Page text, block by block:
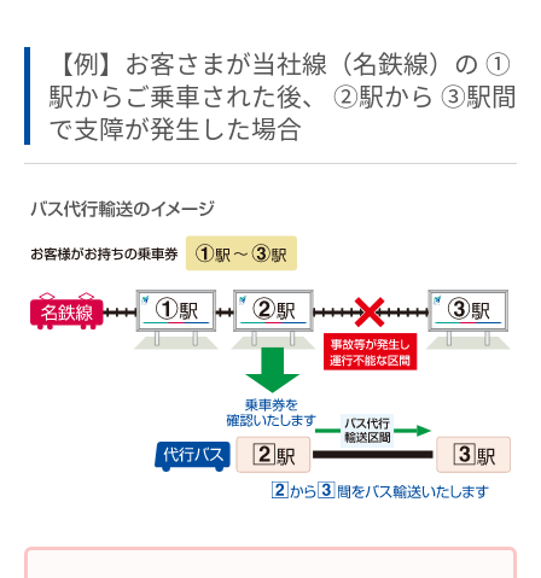
西尾線・蒲郡線
三河線（知立～碧南）
三河線（知立～猿投）
豊田線
河和線・知多新線
竹鼻線・羽島線
広見線
小牧線
瀬戸線
特別車のご案内
バリアフリー情報
【例】お客さまが当社線（名鉄線）の ①
駅からご乗車された後、 ②駅から ③駅間
で支障が発生した場合